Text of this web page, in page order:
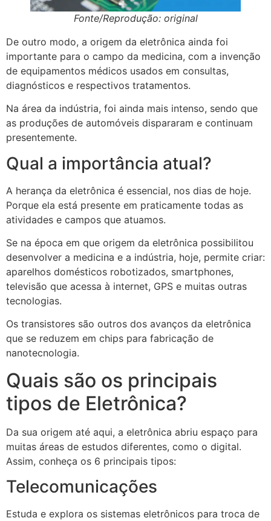
Fonte/Reprodução: original
De outro modo, a origem da eletrônica ainda foi
importante para o campo da medicina, com a invenção
de equipamentos médicos usados em consultas,
diagnósticos e respectivos tratamentos.
Na área da indústria, foi ainda mais intenso, sendo que
as produções de automóveis dispararam e continuam
presentemente.
Qual a importância atual?
A herança da eletrônica é essencial, nos dias de hoje.
Porque ela está presente em praticamente todas as
atividades e campos que atuamos.
Se na época em que origem da eletrônica possibilitou
desenvolver a medicina e a indústria, hoje, permite criar:
aparelhos domésticos robotizados, smartphones,
televisão que acessa à internet, GPS e muitas outras
tecnologias.
Os transistores são outros dos avanços da eletrônica
que se reduzem em chips para fabricação de
nanotecnologia.
Quais são os principais
tipos de Eletrônica?
Da sua origem até aqui, a eletrônica abriu espaço para
muitas áreas de estudos diferentes, como o digital.
Assim, conheça os 6 principais tipos:
Telecomunicações
Estuda e explora os sistemas eletrônicos para troca de